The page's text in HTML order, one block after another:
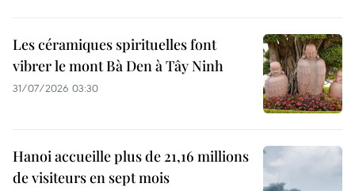
Les céramiques spirituelles font
vibrer le mont Bà Den à Tây Ninh
31/07/2026 03:30
Hanoi accueille plus de 21,16 millions
de visiteurs en sept mois ​